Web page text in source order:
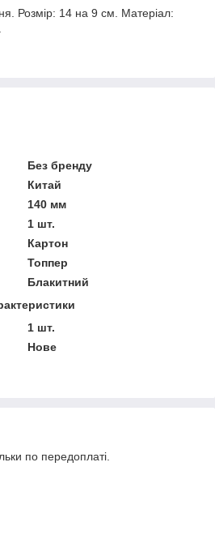
Розмір: 14 на 9 см. Матеріал:
Без бренду
Китай
140 мм
1 шт.
Картон
Топпер
Блакитний
1 шт.
Нове
по передоплаті.